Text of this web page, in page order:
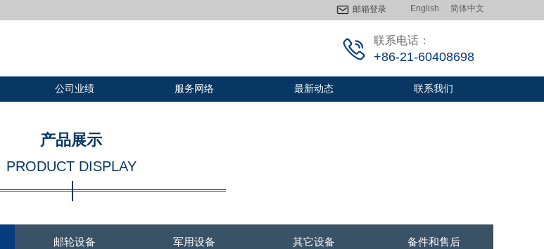
邮箱登录 English 简体中文
联系电话：
+86-21-60408698
公司业绩 服务网络 最新动态 联系我们
产品展示
PRODUCT DISPLAY
邮轮设备 军用设备 其它设备 备件和售后